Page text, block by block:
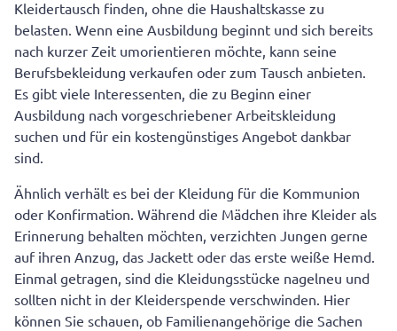
Kleidertausch finden, ohne die Haushaltskasse zu
belasten. Wenn eine Ausbildung beginnt und sich bereits
nach kurzer Zeit umorientieren möchte, kann seine
Berufsbekleidung verkaufen oder zum Tausch anbieten.
Es gibt viele Interessenten, die zu Beginn einer
Ausbildung nach vorgeschriebener Arbeitskleidung
suchen und für ein kostengünstiges Angebot dankbar
sind.
Ähnlich verhält es bei der Kleidung für die Kommunion
oder Konfirmation. Während die Mädchen ihre Kleider als
Erinnerung behalten möchten, verzichten Jungen gerne
auf ihren Anzug, das Jackett oder das erste weiße Hemd.
Einmal getragen, sind die Kleidungsstücke nagelneu und
sollten nicht in der Kleiderspende verschwinden. Hier
können Sie schauen, ob Familienangehörige die Sachen